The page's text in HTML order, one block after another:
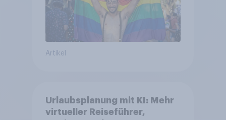
Artikel
Urlaubsplanung mit KI: Mehr
virtueller Reiseführer,